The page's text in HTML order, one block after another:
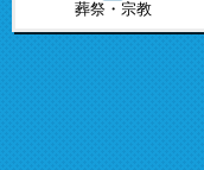
葬祭・宗教